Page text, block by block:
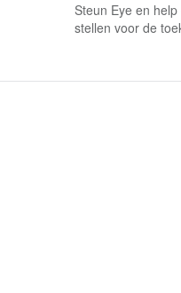
Steun Eye en
stellen voor de